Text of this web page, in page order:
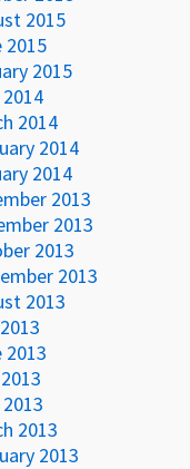
2015
2015
2015
2014
2014
2014
2013
2013
2013
2013
2013
2013
2013
2013